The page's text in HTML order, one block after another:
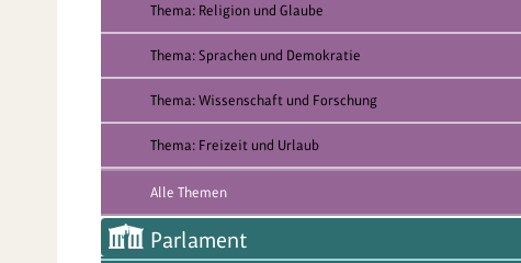
Thema: Religion und Glaube
Thema: Sprachen und Demokratie
Thema: Wissenschaft und Forschung
Thema: Freizeit und Urlaub
Alle Themen
Parlament